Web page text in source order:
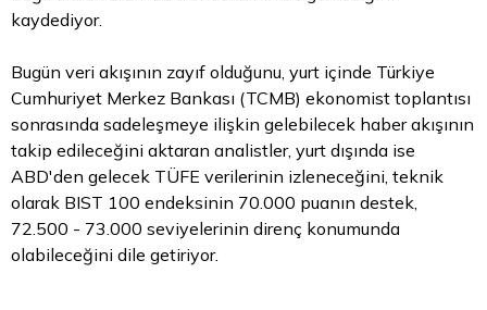
kaydediyor.
Bugün veri akışının zayıf olduğunu, yurt içinde Türkiye
Cumhuriyet Merkez Bankası (TCMB) ekonomist toplantısı
sonrasında sadeleşmeye ilişkin gelebilecek haber akışının
takip edileceğini aktaran analistler, yurt dışında ise
ABD'den gelecek TÜFE verilerinin izleneceğini, teknik
olarak BIST 100 endeksinin 70.000 puanın destek,
72.500 - 73.000 seviyelerinin direnç konumunda
olabileceğini dile getiriyor.